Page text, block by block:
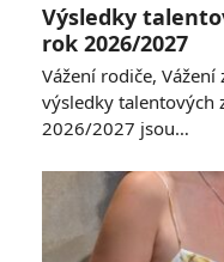
Výsledky
rok 2026/2027
Vážení rodiče,
výsledky talentových
2026/2027 jsou…